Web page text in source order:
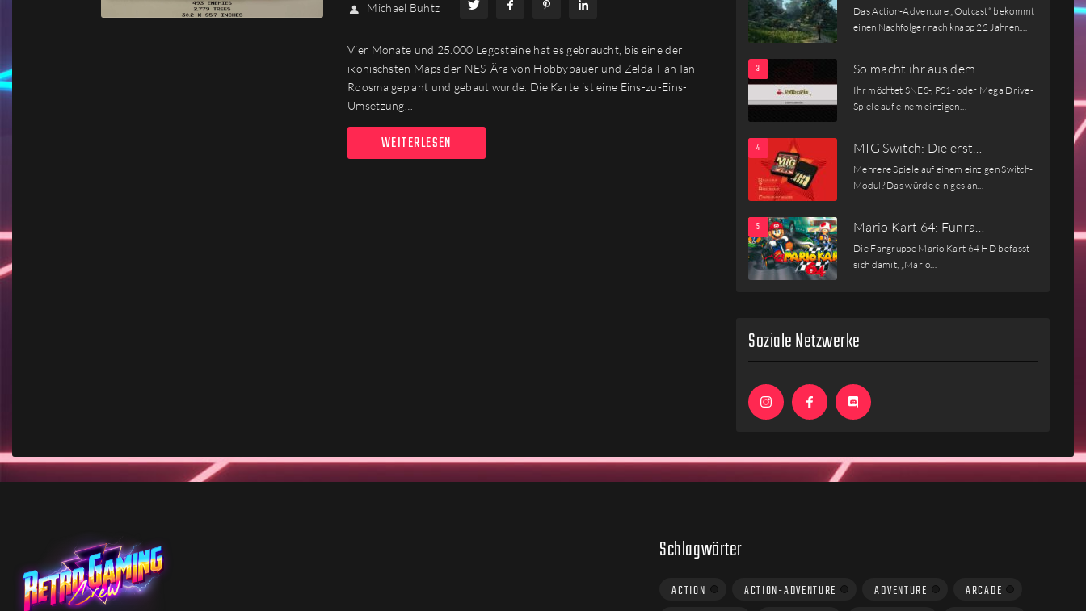
Michael Buhtz
Vier Monate und 25.000 Legosteine hat es gebraucht, bis eine der
ikonischsten Maps der NES-Ära von Hobbybauer und Zelda-Fan Ian
Roosma geplant und gebaut wurde. Die Karte ist eine Eins-zu-Eins-
Umsetzung…
WEITERLESEN
Das Action-Adventure „Outcast“ bekommt
einen Nachfolger nach knapp 22 Jahren.…
So macht ihr aus dem…
Ihr möchtet SNES-, PS1- oder Mega Drive-
Spiele auf einem einzigen…
MIG Switch: Die erst…
Mehrere Spiele auf einem einzigen Switch-
Modul? Das würde einiges an…
Mario Kart 64: Funra…
Die Fangruppe Mario Kart 64 HD befasst
sich damit, „Mario…
Soziale Netzwerke
Schlagwörter
ACTION ACTION-ADVENTURE ADVENTURE
ARCADE